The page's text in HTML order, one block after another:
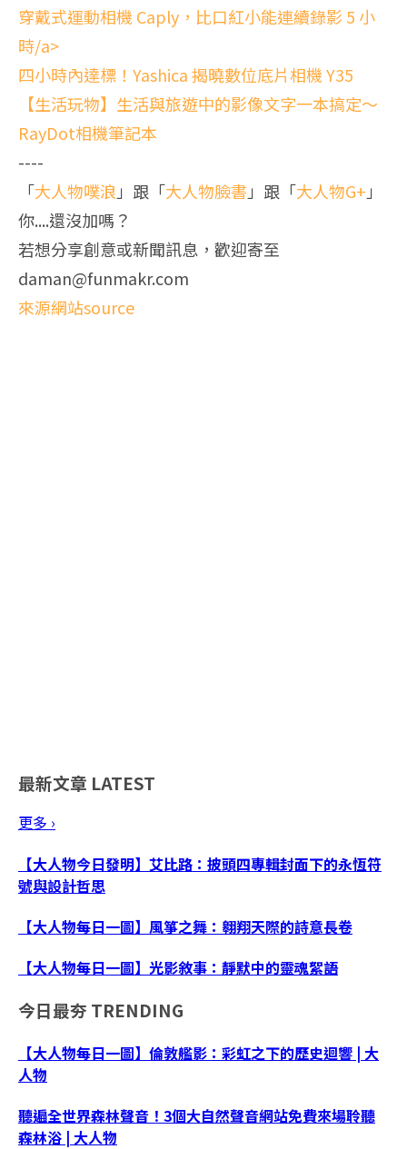
穿戴式運動相機 Caply，比口紅小能連續錄影 5 小
時/a>
四小時內達標！Yashica 揭曉數位底片相機 Y35
【生活玩物】生活與旅遊中的影像文字一本搞定～
RayDot相機筆記本
----
「大人物噗浪 」跟「大人物臉書」跟「大人物G+ 」
你....還沒加嗎？
若想分享創意或新聞訊息，歡迎寄至
daman@funmakr.com
來源網站source
最新文章 LATEST
更多 ›
【大人物今日發明】艾比路：披頭四專輯封面下的永恆符
號與設計哲思
【大人物每日一圖】風箏之舞：翱翔天際的詩意長卷
【大人物每日一圖】光影敘事：靜默中的靈魂絮語
今日最夯 TRENDING
【大人物每日一圖】倫敦艦影：彩虹之下的歷史迴響 | 大
人物
聽遍全世界森林聲音！3個大自然聲音網站免費來場聆聽
森林浴 | 大人物